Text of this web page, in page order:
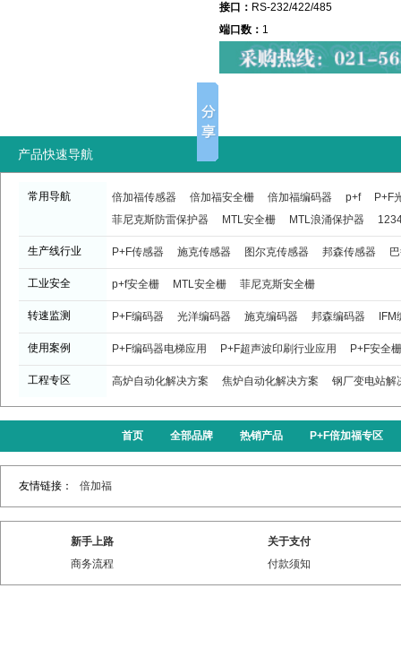
接口： RS-232/422/485
端口数： 1
产品快速导航
常用导航 倍加福传感器 倍加福安全栅 倍加福编码器 p+f
P+F
菲尼克斯防雷保护器
MTL安全栅 MTL浪涌保护器
生产线行业 P+F传感器 施克传感器 图尔克传感器 邦森传感器
工业安全 p+f安全栅 MTL安全栅 菲尼克斯安全栅
转速监测 P+F编码器 光洋编码器 施克编码器 邦森编码器 IFM
使用案例 P+F编码器电梯应用 P+F超声波印刷行业应用 P+F安全
工程专区 高炉自动化解决方案 焦炉自动化解决方案 钢厂变电站解
首页 全部品牌 热销产品 P+F倍加福专区
友情链接： 倍加福
新手上路
商务流程
关于支付
付款须知